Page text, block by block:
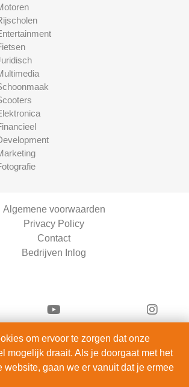
Algemene voorwaarden
Privacy Policy
Contact
Bedrijven Inlog
Fietsen is onderdeel van
B.V. | KVK 90914872
om ervoor te zorgen dat onze
mogelijk draait. Als je doorgaat met het
website, gaan we er vanuit dat je ermee